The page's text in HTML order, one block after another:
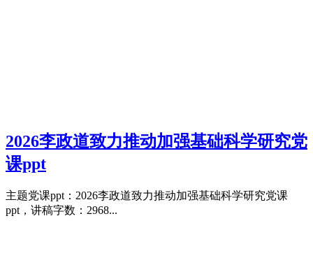
2026李政道致力推动加强基础科学研究党
课ppt
主题党课ppt：2026李政道致力推动加强基础科学研究党课
ppt，讲稿字数：2968...